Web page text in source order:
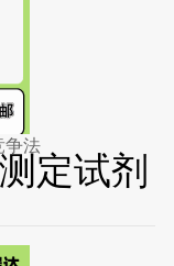
争法
定试剂